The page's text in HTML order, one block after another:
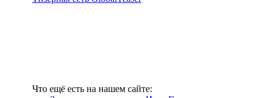
Что ещё есть на нашем сайте: